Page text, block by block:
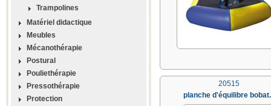
Trampolines
Matériel didactique
Meubles
Mécanothérapie
Postural
Pouliethérapie
Pressothérapie
Protection
20515
planche d'équilibre